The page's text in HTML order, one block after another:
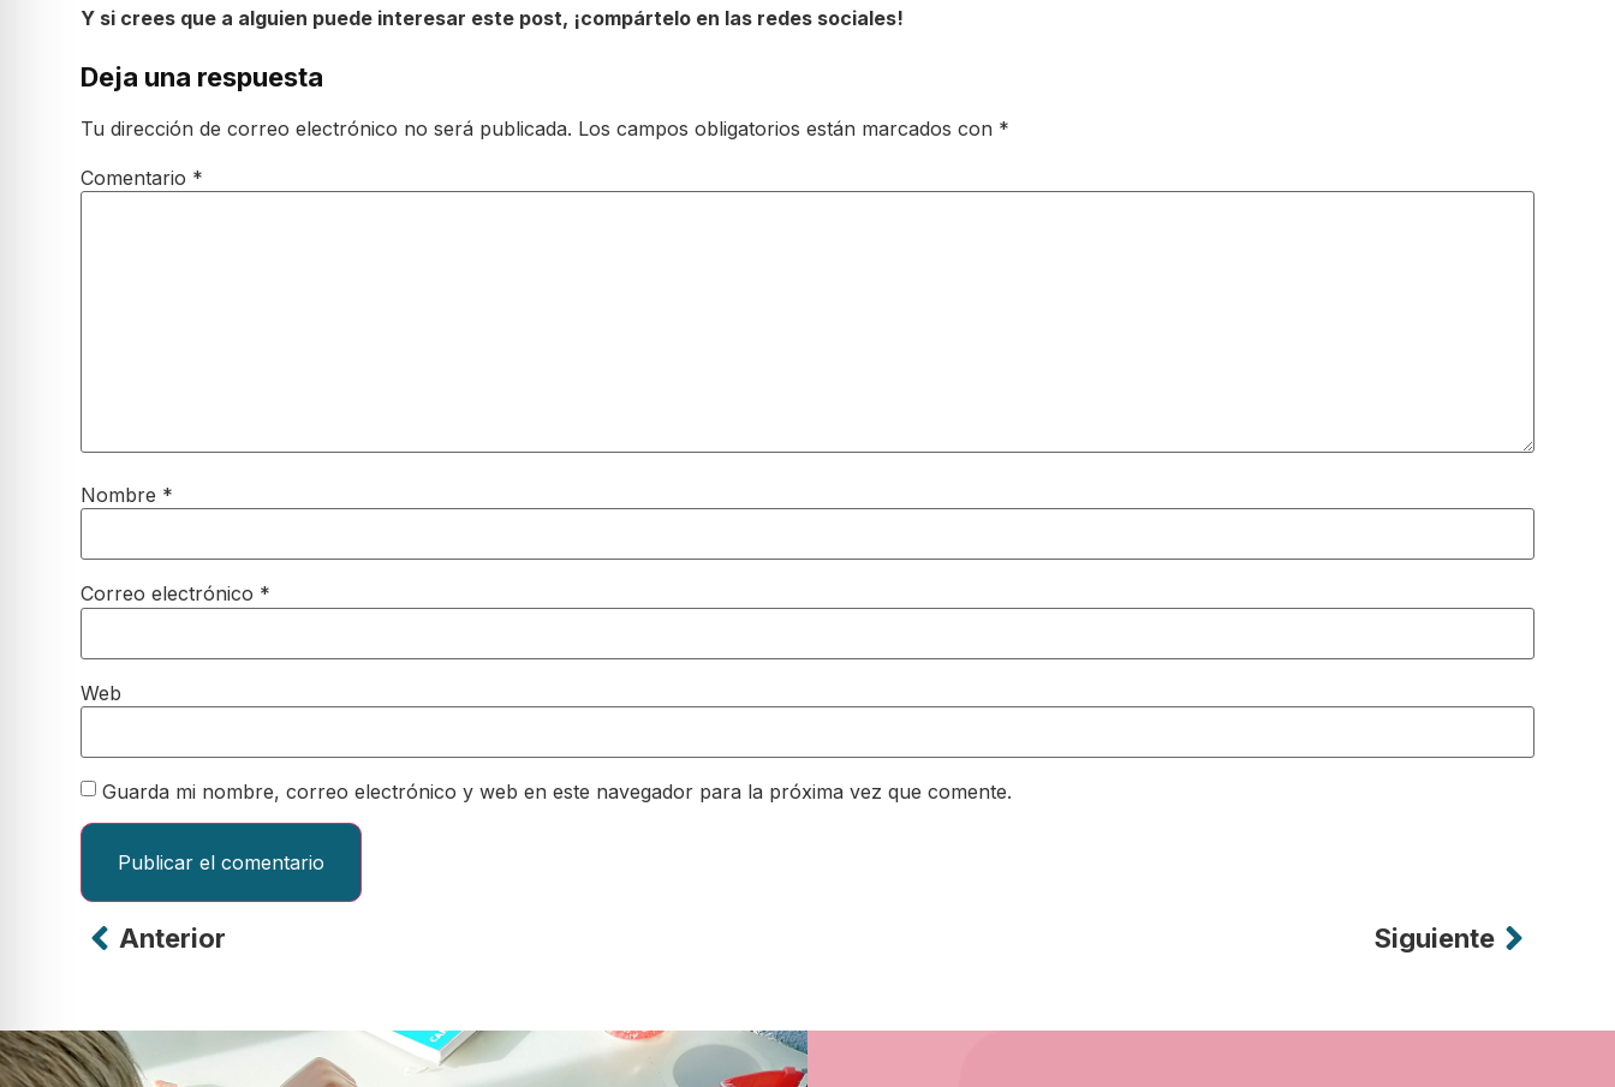
Y si crees que a alguien puede interesar este post, ¡compártelo en las redes sociales!
Deja una respuesta
Tu dirección de correo electrónico no será publicada. Los campos obligatorios están marcados con *
Comentario *
Nombre *
Correo electrónico *
Web
Guarda mi nombre, correo electrónico y web en este navegador para la próxima vez que comente.
Alternative:
Anterior Siguiente